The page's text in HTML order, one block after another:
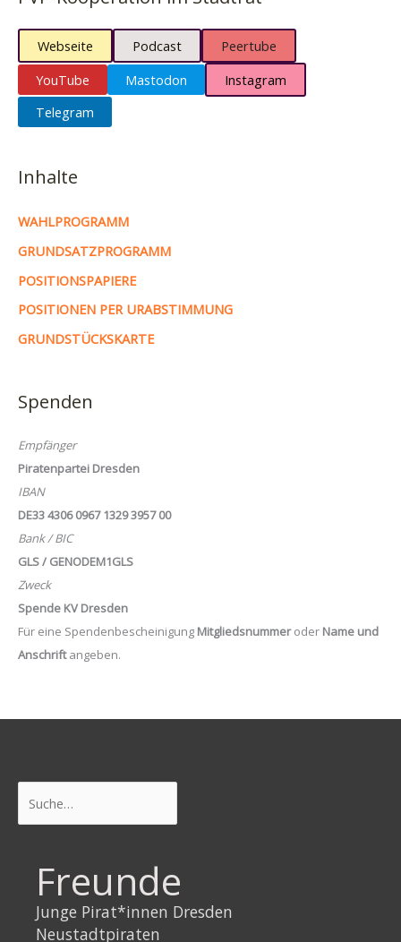
Webseite Podcast
Peertube
YouTube
Mastodon
Instagram
Telegram
Inhalte
WAHLPROGRAMM
GRUNDSATZPROGRAMM
POSITIONSPAPIERE
POSITIONEN PER URABSTIMMUNG
GRUNDSTÜCKSKARTE
Spenden
Empfänger
Piratenpartei Dresden
IBAN
DE33 4306 0967 1329 3957 00
Bank / BIC
GLS / GENODEM1GLS
Zweck
Spende KV Dresden
Für eine Spendenbescheinigung Mitgliedsnummeroder Name und
Anschriftangeben.
Freunde
Junge Pirat*innen Dresden
Neustadtpiraten